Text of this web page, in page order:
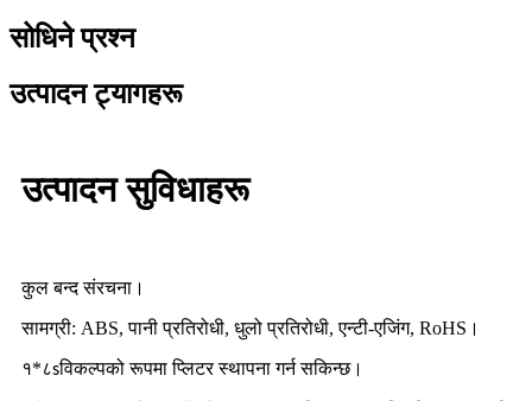
सोधिने प्रश्न
उत्पादन ट्यागहरू
उत्पादन सुविधाहरू
कुल बन्द संरचना।
सामग्री: ABS, पानी प्रतिरोधी, धुलो प्रतिरोधी, एन्टी-एजिंग, RoHS।
१*८sविकल्पको रूपमा प्लिटर स्थापना गर्न सकिन्छ।